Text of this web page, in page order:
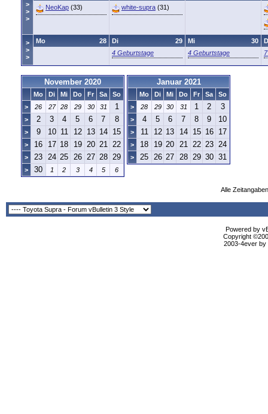
>
>
>
NeoKap (33)
white-supra (31)
>
>
>
28
Mo 29
Di
4 Geburtstage
30
Mi
4 Geburtstage
November 2020
Mo Di Mi Do Fr Sa
So
>
26 27 28 29 30 31 1
> 2 3 4 5 6 7 8
> 9 10 11 12 13 14 15
> 16 17 18 19 20 21 22
> 23 24 25 26 27 28 29
> 30 1 2 3 4 5 6
Januar 2021
Mo Di Mi Do Fr Sa
So
>
28 29 30 31 1 2 3
> 4 5 6 7 8 9 10
> 11 12 13 14 15 16 17
> 18 19 20 21 22 23 24
> 25 26 27 28 29 30 31
Alle
Powered by
Copyright
2003-4ever by